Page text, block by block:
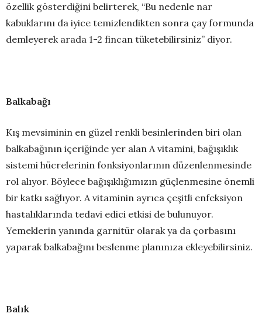
özellik gösterdiğini belirterek, “Bu nedenle nar
kabuklarını da iyice temizlendikten sonra çay formunda
demleyerek arada 1-2 fincan tüketebilirsiniz” diyor.
Balkabağı
Kış mevsiminin en güzel renkli besinlerinden biri olan
balkabağının içeriğinde yer alan A vitamini, bağışıklık
sistemi hücrelerinin fonksiyonlarının düzenlenmesinde
rol alıyor. Böylece bağışıklığımızın güçlenmesine önemli
bir katkı sağlıyor. A vitaminin ayrıca çeşitli enfeksiyon
hastalıklarında tedavi edici etkisi de bulunuyor.
Yemeklerin yanında garnitür olarak ya da çorbasını
yaparak balkabağını beslenme planınıza ekleyebilirsiniz.
Balık